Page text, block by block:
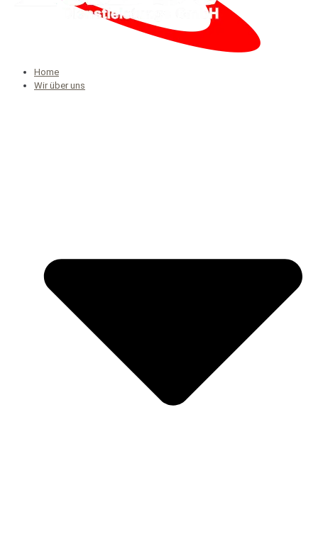
Home
Wir über uns